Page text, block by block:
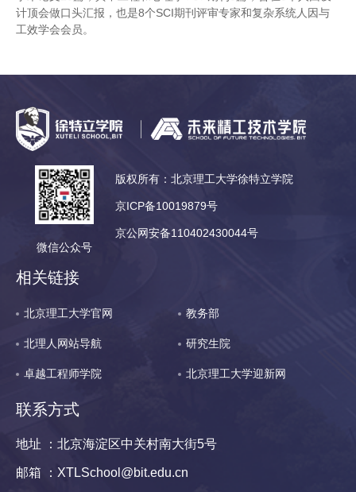
计顶会做口头汇报，也是8个SCI期刊评审专家和复杂系统人因与
工效学会会员。
微信公众号
版权所有：北京理工大学徐特立学院
京ICP备10019879号
京公网安备110402430044号
相关链接
北京理工大学官网 教务部
北理人网站导航 研究生院
卓越工程师学院 北京理工大学迎新网
联系方式
地址 ：北京海淀区中关村南大街5号
邮箱 ：XTLSchool@bit.edu.cn